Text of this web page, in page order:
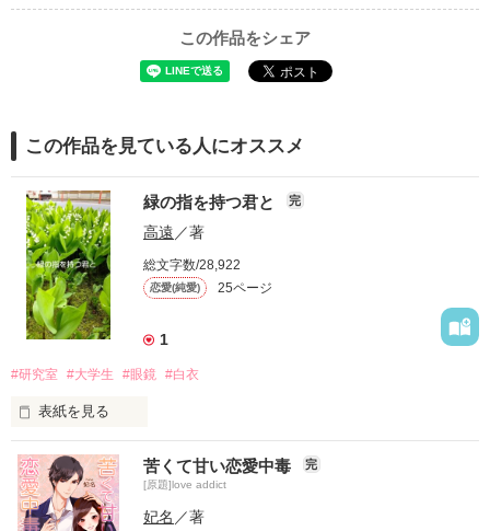
この作品をシェア
この作品を見ている人にオススメ
緑の指を持つ君と 完
高遠 ／著
総文字数/28,922
恋愛(純愛) 25ページ
1
#研究室 #大学生 #眼鏡 #白衣
表紙を見る
苦くて甘い恋愛中毒 完
[原題]love addict
妃名 ／著